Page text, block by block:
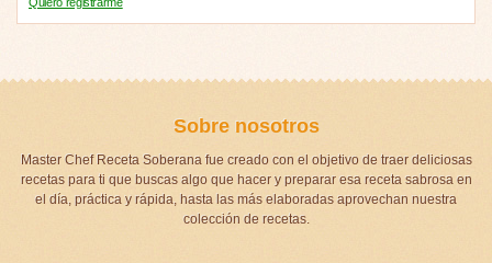
Sobre nosotros
Master Chef Receta Soberana fue creado con el objetivo de traer deliciosas
recetas para ti que buscas algo que hacer y preparar esa receta sabrosa en
el día, práctica y rápida, hasta las más elaboradas aprovechan nuestra
colección de recetas.